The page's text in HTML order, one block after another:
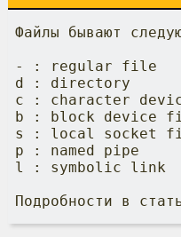
Файлы бывают
- : regular file
d : directory
c : character
b : block device
s : local socket
p : named pipe
l : symbolic link
Подробности в